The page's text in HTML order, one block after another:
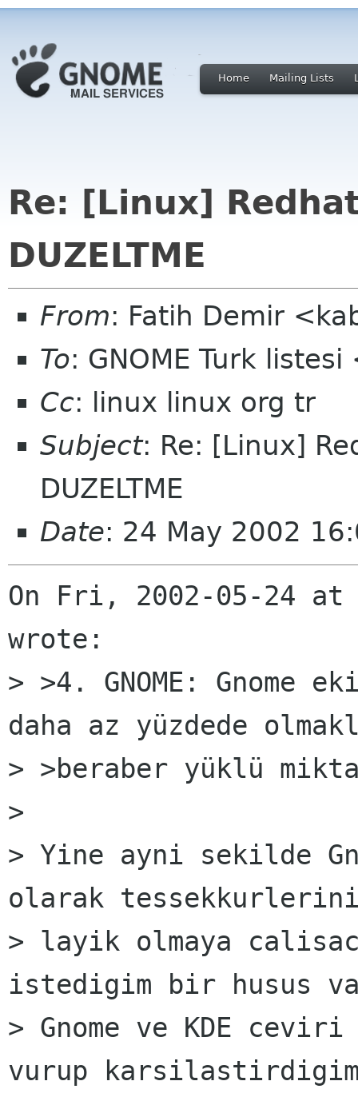
Home Mailing Lists
Re: [Linux]
DUZELTME
From: Fatih Demir
To: GNOME Turk
Cc: linux linux org tr
Subject: Re: [Linux]
DUZELTME
Date: 24 May 2002
On Fri, 2002-05-24 at
wrote:
> >4. GNOME: Gnome
daha az yüzdede
> >beraber yüklü
>
> Yine ayni sekilde
olarak
> layik olmaya
istedigim bir husus
> Gnome ve KDE
vurup